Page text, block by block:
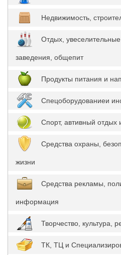
Недвижимость,
Отдых,
заведения, общепит
Продукты питания и
Спецоборудованиеи
Спорт, автивный отдых
Средства охраны,
жизни
Средства рекламы,
информация
Творчество, культура,
ТК, ТЦ и